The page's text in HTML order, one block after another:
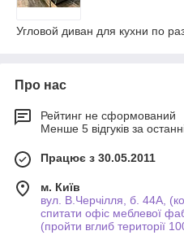
Угловой диван для кухни по
Про нас
Рейтинг не сформований
Менше 5 відгуків за
Працює з 30.05.2011
м. Київ
вул. В.Черчілля, б. 44А,
спитати офіс меблевої
(пройти вглиб території